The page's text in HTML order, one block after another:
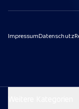
ImpressumDatenschutz